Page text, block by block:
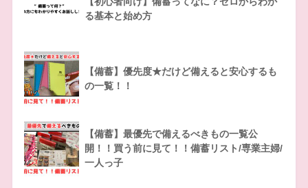
る基本と始め方
【備蓄】優先度★だけど備えると安心するも
の一覧！！
【備蓄】最優先で備えるべきもの一覧公
開！！買う前に見て！！備蓄リスト/専業主婦/
一人っ子